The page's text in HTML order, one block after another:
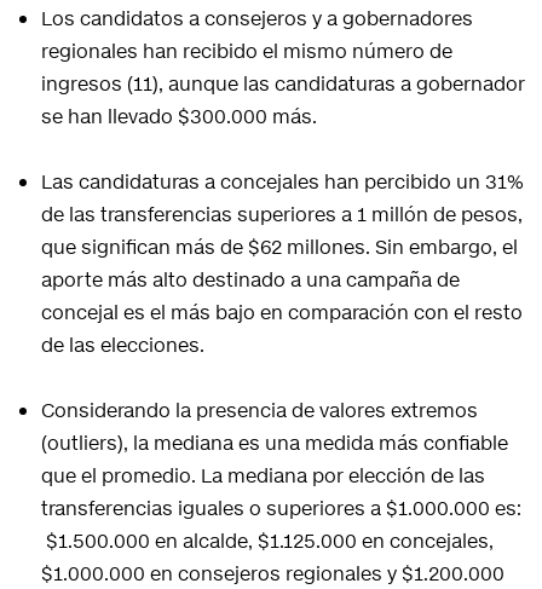
Los candidatos a consejeros y a gobernadores
regionales han recibido el mismo número de
ingresos (11), aunque las candidaturas a gobernador
se han llevado $300.000 más.
Las candidaturas a concejales han percibido un 31%
de las transferencias superiores a 1 millón de pesos,
que significan más de $62 millones. Sin embargo, el
aporte más alto destinado a una campaña de
concejal es el más bajo en comparación con el resto
de las elecciones.
Considerando la presencia de valores extremos
(outliers), la mediana es una medida más confiable
que el promedio. La mediana por elección de las
transferencias iguales o superiores a $1.000.000 es:
$1.500.000 en alcalde, $1.125.000 en concejales,
$1.000.000 en consejeros regionales y $1.200.000